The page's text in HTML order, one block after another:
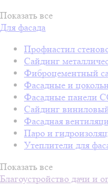
Показать все
Для фасада
Профнастил
Сайдинг
Фиброцементный
Фасадные и
Фасадные панели
Сайдинг
Фасадная
Паро и
Утеплители для
Показать все
Благоустройство дачи и